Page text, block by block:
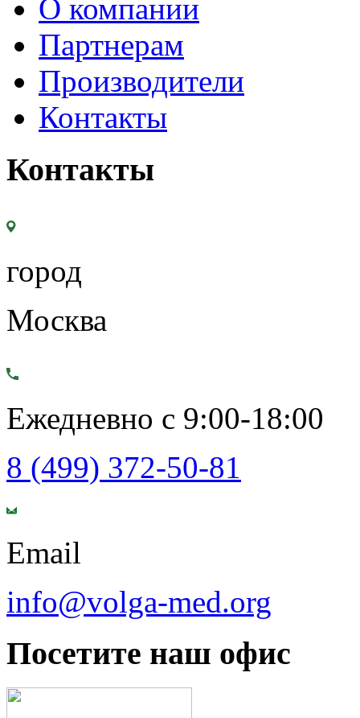
О компании
Партнерам
Производители
Контакты
Контакты
город
Москва
Ежедневно с 9:00-18:00
8 (499) 372-50-81
Email
info@volga-med.org
Посетите наш офис